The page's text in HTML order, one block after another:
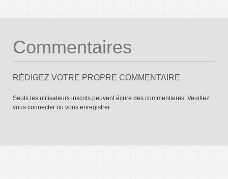
Commentaires
RÉDIGEZ VOTRE PROPRE COMMENTAIRE
Seuls les utilisateurs inscrits peuvent écrire des commentaires. Veuillez
vous connecter ou vous enregistrer